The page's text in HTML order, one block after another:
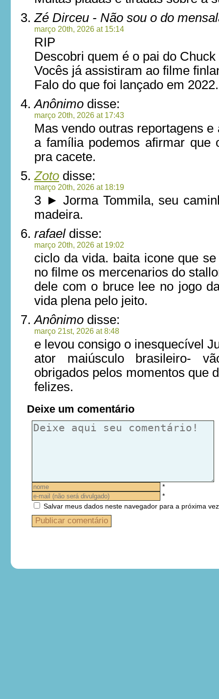
Zé Dirceu - Não sou o do
março 20th, 2026 at 15:14
RIP
Descobri quem é o pai do
Vocês já assistiram ao filme
Falo do que foi lançado em 2022.
Anônimo disse:
março 20th, 2026 at 17:43
Mas vendo outras reportagens e
a família podemos afirmar que
pra cacete.
Zoto disse:
março 20th, 2026 at 18:19
3 ► Jorma Tommila, seu
madeira.
rafaeldisse:
março 20th, 2026 at 19:02
ciclo da vida. baita icone que
no filme os mercenarios do
dele com o bruce lee no jogo
vida plena pelo jeito.
Anônimo disse:
março 21st, 2026 at 8:48
e levou consigo o inesquecível
ator maiúsculo brasileiro-
obrigados pelos momentos que
felizes.
Deixe um comentário
*
*
Salvar meus dados neste navegador para a próxima